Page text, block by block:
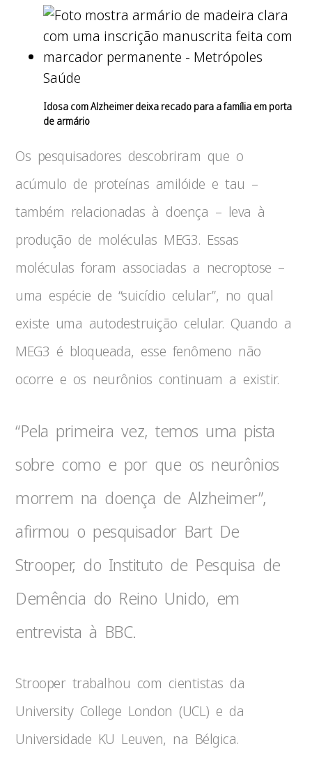
Saúde
Idosa com Alzheimer deixa recado para a família em porta
de armário
Os pesquisadores descobriram que o
acúmulo de proteínas amilóide e tau –
também relacionadas à doença – leva à
produção de moléculas MEG3. Essas
moléculas foram associadas a necroptose –
uma espécie de “suicídio celular”, no qual
existe uma autodestruição celular. Quando a
MEG3 é bloqueada, esse fenômeno não
ocorre e os neurônios continuam a existir.
“Pela primeira vez, temos uma pista
sobre como e por que os neurônios
morrem na doença de Alzheimer”,
afirmou o pesquisador Bart De
Strooper, do Instituto de Pesquisa de
Demência do Reino Unido, em
entrevista à BBC.
Strooper trabalhou com cientistas da
University College London (UCL) e da
Universidade KU Leuven, na Bélgica.